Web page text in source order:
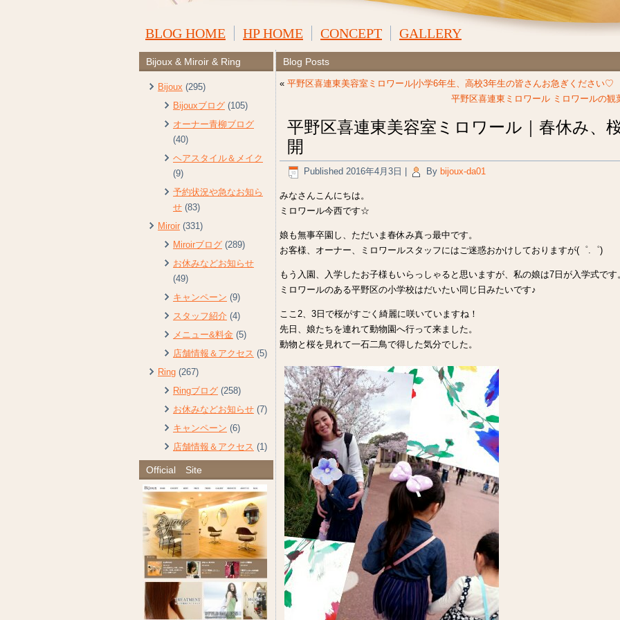
BLOG HOME HP HOME CONCEPT GALLERY
Bijoux & Miroir & Ring
Bijoux (295)
Bijouxブログ (105)
オーナー青柳ブログ
(40)
ヘアスタイル＆メイク
(9)
予約状況や急なお知ら
せ (83)
Miroir (331)
Miroirブログ (289)
お休みなどお知らせ
(49)
キャンペーン (9)
スタッフ紹介 (4)
メニュー&料金 (5)
店舗情報＆アクセス (5)
Ring (267)
Ringブログ (258)
お休みなどお知らせ (7)
キャンペーン (6)
店舗情報＆アクセス (1)
Official Site
Blog Posts
« 平野区喜連東美容室ミロワール|小学6年生、高校3年生の皆さんお急ぎください♡
平野区喜連東ミロワール ミロワールの観
平野区喜連東美容室ミロワール｜春休み、
開
Published 2016年4月3日 By bijoux-da01
みなさんこんにちは。
ミロワール今西です☆
娘も無事卒園し、ただいま春休み真っ最中です。
お客様、オーナー、ミロワールスタッフにはご迷惑おかけしておりますが(゜.゜)
もう入園、入学したお子様もいらっしゃると思いますが、私の娘は7日が入学式です
ミロワールのある平野区の小学校はだいたい同じ日みたいです♪
ここ2、3日で桜がすごく綺麗に咲いていますね！
先日、娘たちを連れて動物園へ行って来ました。
動物と桜を見れて一石二鳥で得した気分でした。